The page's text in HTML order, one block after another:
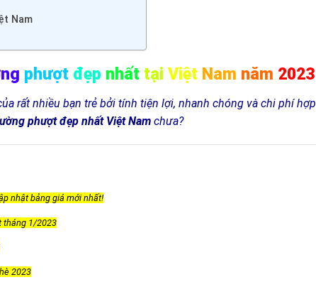
Nam
phượt đẹp nhất tại Việt Nam năm 2023
rất nhiều bạn trẻ bởi tính tiện lợi, nhanh chóng và chi phí hợp
phượt đẹp nhất Việt Nam chưa?
nhật bảng giá mới nhất!
tháng 1/2023
2023